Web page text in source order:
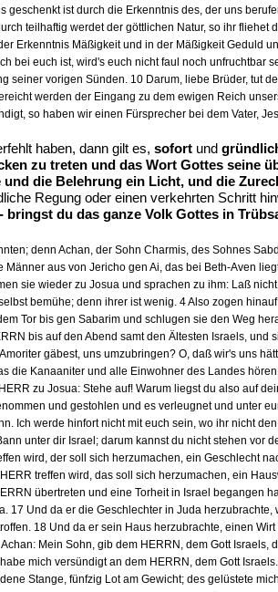
ist durch die Erkenntnis des, der uns
teilhaftig werdet der göttlichen Natur, so ihr
Erkenntnis Mäßigkeit und in der Mäßigkeit Geduld
bei euch ist, wird's euch nicht faul noch unfruchtbar
seiner vorigen Sünden. 10 Darum, liebe Brüder, tut
werden der Eingang zu dem ewigen Reich
so haben wir einen Fürsprecher bei dem Vater,
haben, dann gilt es, sofort und
zu treten und das Wort Gottes seine
die Belehrung ein Licht, und die
Regung oder einen verkehrten Schritt
bringst du das ganze Volk Gottes in
denn Achan, der Sohn Charmis, des Sohnes
aus von Jericho gen Ai, das bei Beth-Aven
sie wieder zu Josua und sprachen zu ihm: Laß
bemühe; denn ihrer ist wenig. 4 Also zogen
Tor bis gen Sabarim und schlugen sie den Weg
bis auf den Abend samt den Ältesten Israels,
gäbest, uns umzubringen? O, daß wir's uns
die Kanaaniter und alle Einwohner des Landes
zu Josua: Stehe auf! Warum liegst du also auf
und gestohlen und es verleugnet und unter
Ich werde hinfort nicht mit euch sein, wo ihr nicht
unter dir Israel; darum kannst du nicht stehen
wird, der soll sich herzumachen, ein Geschlecht
treffen wird, das soll sich herzumachen, ein
übertreten und eine Torheit in Israel begangen
17 Und da er die Geschlechter in Juda
18 Und da er sein Haus herzubrachte, einen
Mein Sohn, gib dem HERRN, dem Gott
mich versündigt an dem HERRN, dem Gott
Stange, fünfzig Lot am Gewicht; des gelüstete